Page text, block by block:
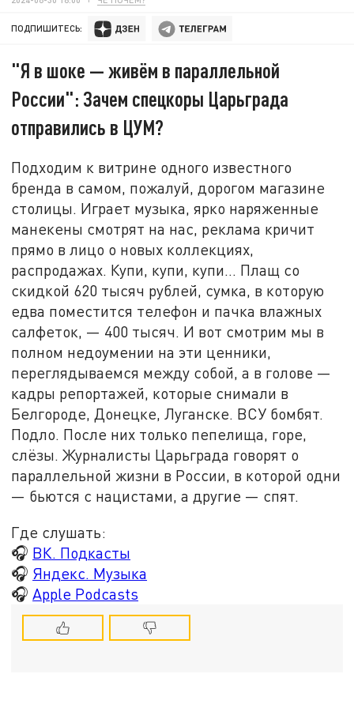
ПОДПИШИТЕСЬ:
"Я в шоке — живём в параллельной
России": Зачем спецкоры Царьграда
отправились в ЦУМ?
Подходим к витрине одного известного
бренда в самом, пожалуй, дорогом магазине
столицы. Играет музыка, ярко наряженные
манекены смотрят на нас, реклама кричит
прямо в лицо о новых коллекциях,
распродажах. Купи, купи, купи… Плащ со
скидкой 620 тысяч рублей, сумка, в которую
едва поместится телефон и пачка влажных
салфеток, — 400 тысяч. И вот смотрим мы в
полном недоумении на эти ценники,
переглядываемся между собой, а в голове —
кадры репортажей, которые снимали в
Белгороде, Донецке, Луганске. ВСУ бомбят.
Подло. После них только пепелища, горе,
слёзы. Журналисты Царьграда говорят о
параллельной жизни в России, в которой одни
— бьются с нацистами, а другие — спят.
Где слушать:
🎧 ВК. Подкасты
🎧 Яндекс. Музыка
🎧 Apple Podcasts